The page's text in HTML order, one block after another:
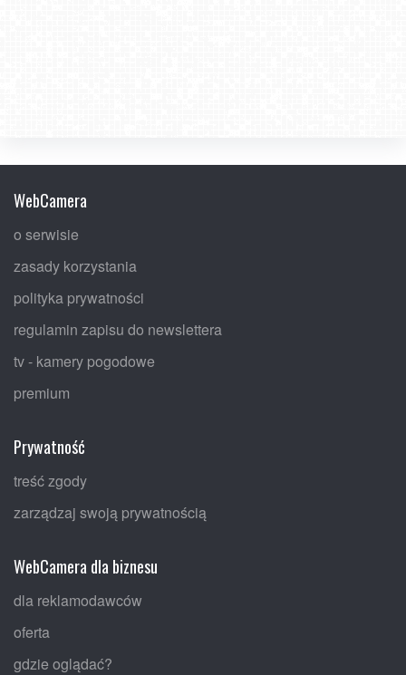
WebCamera
o serwisie
zasady korzystania
polityka prywatności
regulamin zapisu do newslettera
tv - kamery pogodowe
premium
Prywatność
treść zgody
zarządzaj swoją prywatnością
WebCamera dla biznesu
dla reklamodawców
oferta
gdzie oglądać?